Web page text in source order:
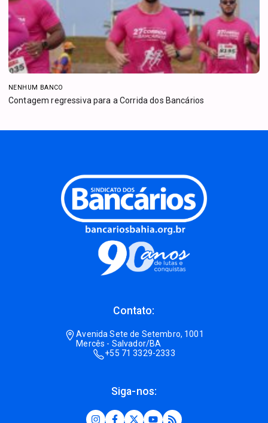
NENHUM BANCO
Contagem regressiva para a Corrida dos Bancários
Contato:
Avenida Sete de Setembro, 1001
Mercês - Salvador/BA
+55 71 3329-2333
Siga-nos: